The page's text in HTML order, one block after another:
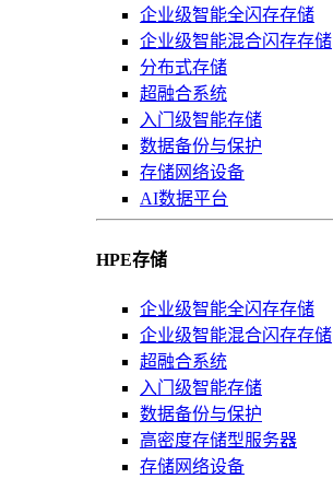
企业级智能全闪存存储
企业级智能混合闪存存储
分布式存储
超融合系统
入门级智能存储
数据备份与保护
存储网络设备
AI数据平台
HPE存储
企业级智能全闪存存储
企业级智能混合闪存存储
超融合系统
入门级智能存储
数据备份与保护
高密度存储型服务器
存储网络设备